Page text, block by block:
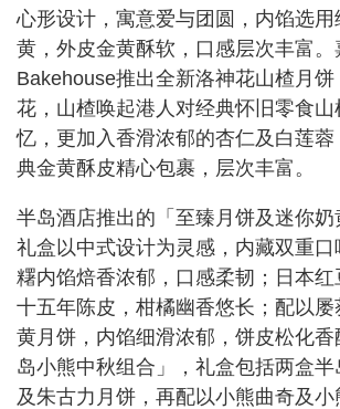
心形设计，寓意爱与团圆，内馅选用
黄，外皮金黄酥软，口感层次丰富。
Bakehouse推出全新洛神花山楂月
花，山楂唤起港人对经典怀旧零食山
忆，更加入香滑浓郁的杏仁及白莲
典金黄酥皮精心包裹，层次丰富。
半岛酒店推出的「至臻月饼及迷你奶
礼盒以中式设计为灵感，内藏双重
糬内馅焙香浓郁，口感柔韧；日本红
十五年陈皮，柑橘幽香悠长；配以
黄月饼，内馅细滑浓郁，饼皮松化
岛小熊中秋组合」，礼盒包括两盒
及朱古力月饼，再配以小熊曲奇及